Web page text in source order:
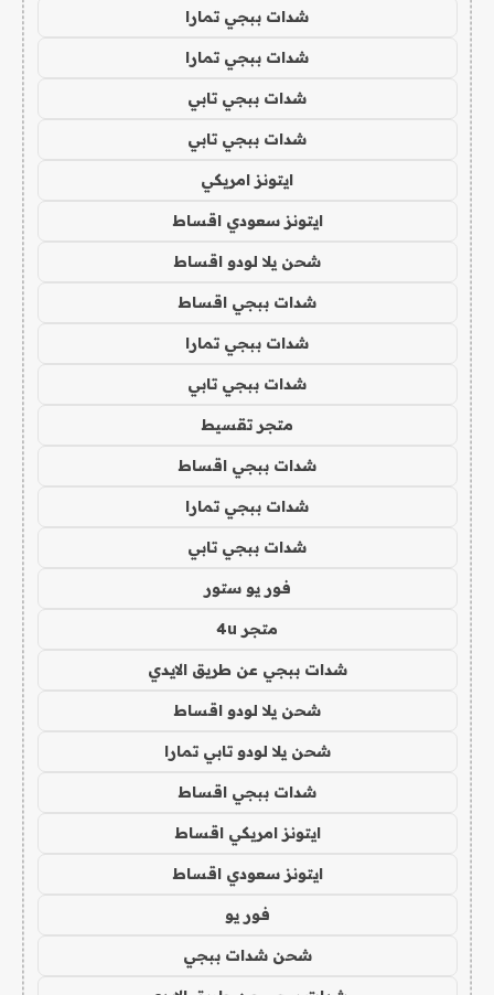
شدات ببجي تمارا
شدات ببجي تمارا
شدات ببجي تابي
شدات ببجي تابي
ايتونز امريكي
ايتونز سعودي اقساط
شحن يلا لودو اقساط
شدات ببجي اقساط
شدات ببجي تمارا
شدات ببجي تابي
متجر تقسيط
شدات ببجي اقساط
شدات ببجي تمارا
شدات ببجي تابي
فور يو ستور
متجر 4u
شدات ببجي عن طريق الايدي
شحن يلا لودو اقساط
شحن يلا لودو تابي تمارا
شدات ببجي اقساط
ايتونز امريكي اقساط
ايتونز سعودي اقساط
فور يو
شحن شدات ببجي